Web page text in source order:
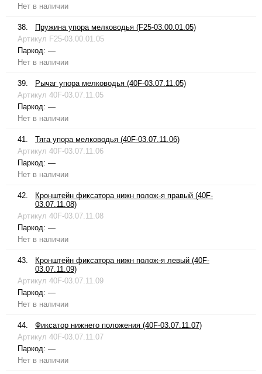
Нет в наличии
38.
Пружина упора мелководья (F25-03.00.01.05)
Артикул F25-03.00.01.05
Паркод: —
Нет в наличии
39.
Рычаг упора мелководья (40F-03.07.11.05)
Артикул 40F-03.07.11.05
Паркод: —
Нет в наличии
41.
Тяга упора мелководья (40F-03.07.11.06)
Артикул 40F-03.07.11.06
Паркод: —
Нет в наличии
42.
Кронштейн фиксатора нижн полож-я правый (40F-
03.07.11.08)
Артикул 40F-03.07.11.08
Паркод: —
Нет в наличии
43.
Кронштейн фиксатора нижн полож-я левый (40F-
03.07.11.09)
Артикул 40F-03.07.11.09
Паркод: —
Нет в наличии
44.
Фиксатор нижнего положения (40F-03.07.11.07)
Артикул 40F-03.07.11.07
Паркод: —
Нет в наличии